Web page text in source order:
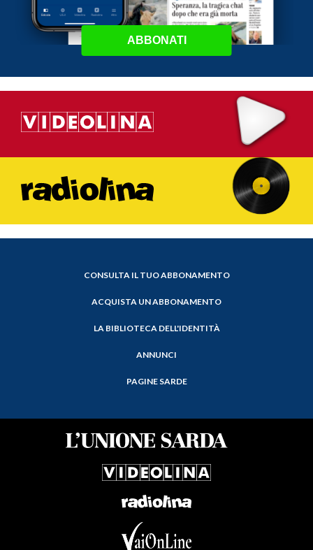
ABBONATI
CONSULTA IL TUO ABBONAMENTO
ACQUISTA UN ABBONAMENTO
LA BIBLIOTECA DELL'IDENTITÀ
ANNUNCI
PAGINE SARDE